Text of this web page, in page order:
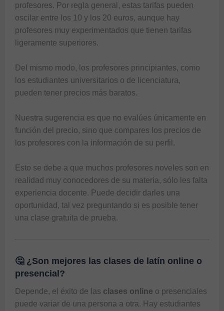
profesores. Por regla general, estas tarifas pueden
oscilar entre los 10 y los 20 euros, aunque hay
profesores muy experimentados que tienen tarifas
ligeramente superiores.
Del mismo modo, los profesores principiantes, como
los estudiantes universitarios o de licenciatura,
pueden tener precios más baratos.
Nuestra sugerencia es que no evalúes únicamente en
función del precio, sino que compares los precios de
los profesores con la información de su perfil.
Esto se debe a que muchos profesores noveles son en
realidad muy conocedores de su materia, sólo les falta
experiencia docente. Puede decidir darles una
oportunidad, tal vez preguntando si es posible tener
una clase gratuita de prueba.
🤔 ¿Son mejores las clases de latín online o
presencial?
Depende, el éxito de las clases online o presenciales
puede variar de una persona a otra. Hay estudiantes